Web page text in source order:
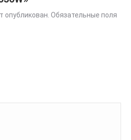
опубликован. Обязательные поля